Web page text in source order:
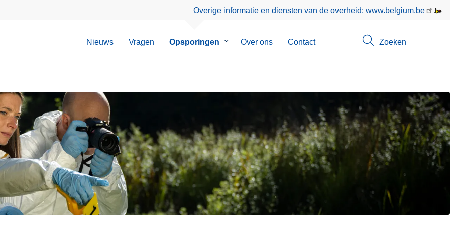
Overige informatie en diensten van de overheid: www.belgium.be
Nieuws Vragen Opsporingen
SubmenuOver ons Contact Zoeken